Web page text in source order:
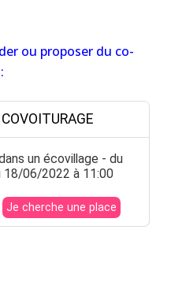
ou proposer du co-